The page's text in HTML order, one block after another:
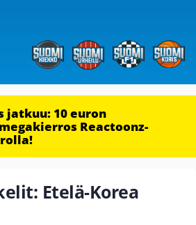
jatkuu: 10 euron
Reactoonz-
Etelä-Korea